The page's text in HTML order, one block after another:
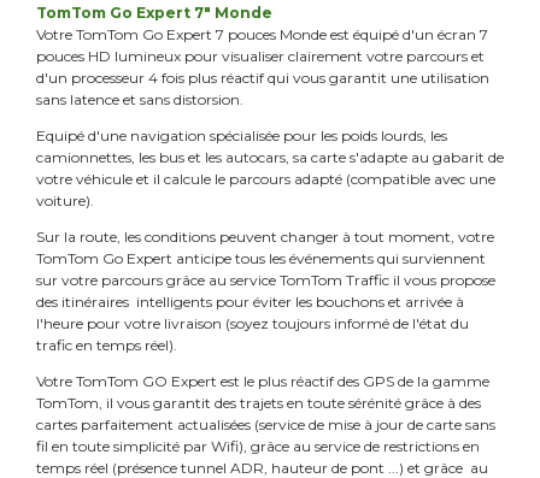
TomTom Go Expert 7" Monde
Votre TomTom Go Expert 7 pouces Monde est équipé d'un écran 7
pouces HD lumineux pour visualiser clairement votre parcours et
d'un processeur 4 fois plus réactif qui vous garantit une utilisation
sans latence et sans distorsion.
Equipé d'une navigation spécialisée pour les poids lourds, les
camionnettes, les bus et les autocars, sa carte s'adapte au gabarit de
votre véhicule et il calcule le parcours adapté (compatible avec une
voiture).
Sur la route, les conditions peuvent changer à tout moment, votre
TomTom Go Expert anticipe tous les événements qui surviennent
sur votre parcours grâce au service TomTom Traffic il vous propose
des itinéraires intelligents pour éviter les bouchons et arrivée à
l'heure pour votre livraison (soyez toujours informé de l'état du
trafic en temps réel).
Votre TomTom GO Expert est le plus réactif des GPS de la gamme
TomTom, il vous garantit des trajets en toute sérénité grâce à des
cartes parfaitement actualisées (service de mise à jour de carte sans
fil en toute simplicité par Wifi), grâce au service de restrictions en
temps réel (présence tunnel ADR, hauteur de pont ...) et grâce au